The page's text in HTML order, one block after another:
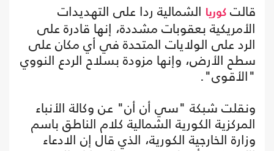
قالت كوريا الشمالية ردا على التهديدات
الأمريكية بعقوبات مشددة، إنها قادرة على
الرد على الولايات المتحدة في أي مكان على
سطح الأرض، وإنها مزودة بسلاح الردع النووي
"الأقوى".
ونقلت شبكة "سي أن أن" عن وكالة الأنباء
المركزية الكورية الشمالية كلام الناطق باسم
وزارة الخارجية الكورية، الذي قال إن الادعاء